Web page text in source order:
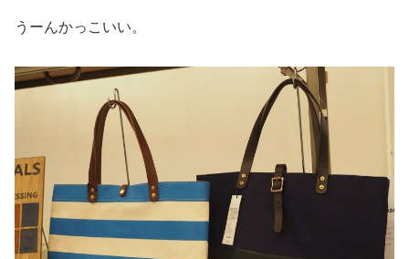
うーんかっこいい。